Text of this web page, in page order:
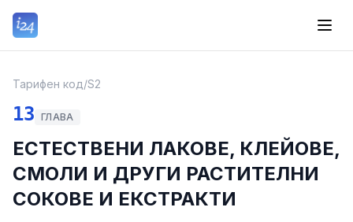
Тарифен код/S2
13 ГЛАВА
ЕСТЕСТВЕНИ ЛАКОВЕ, КЛЕЙОВЕ,
СМОЛИ И ДРУГИ РАСТИТЕЛНИ
СОКОВЕ И ЕКСТРАКТИ